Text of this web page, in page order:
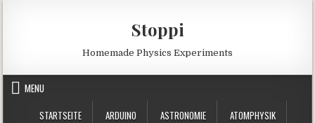
Stoppi
Homemade Physics Experiments
MENU
STARTSEITE
ARDUINO ASTRONOMIE ATOMPHYSIK